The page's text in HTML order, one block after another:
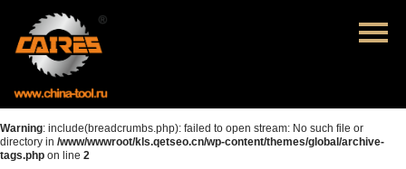
Главная
Продукция
О нас
Warning: include(breadcrumbs.php): failed to open stream: No such file or
directory in /www/wwwroot/kls.qetseo.cn/wp-content/themes/global/archive-
tags.php on line 2